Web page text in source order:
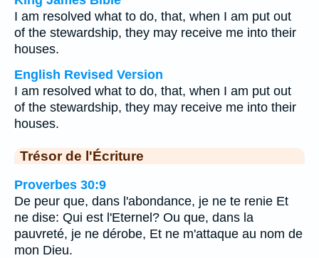
I am resolved what to do, that, when I am put out
of the stewardship, they may receive me into their
houses.
English Revised Version
I am resolved what to do, that, when I am put out
of the stewardship, they may receive me into their
houses.
Trésor de l'Écriture
Proverbes 30:9
De peur que, dans l'abondance, je ne te renie Et
ne dise: Qui est l'Eternel? Ou que, dans la
pauvreté, je ne dérobe, Et ne m'attaque au nom de
mon Dieu.